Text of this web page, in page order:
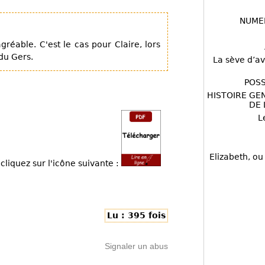
C'est le cas pour Claire, lors
Gers.
sur l'icône suivante :
Lu : 395 fois
Signaler un abus
La sève
HISTOIRE
DE
Elizabeth, ou